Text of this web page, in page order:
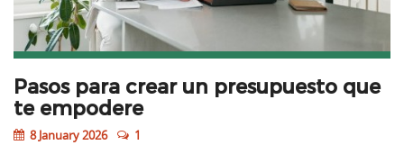
Pasos para crear un presupuesto que
te empodere
8 January 2026
1